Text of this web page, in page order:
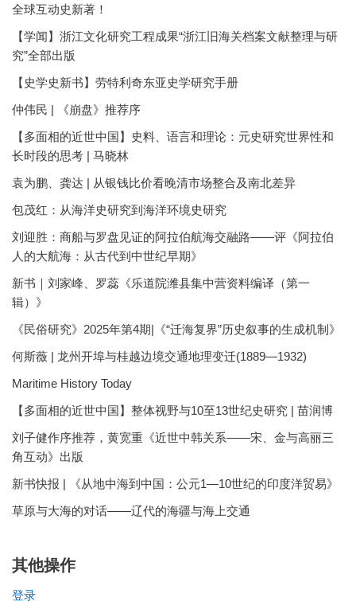
全球互动史新著！
【学闻】浙江文化研究工程成果“浙江旧海关档案文献整理与研
究”全部出版
【史学史新书】劳特利奇东亚史学研究手册
仲伟民 | 《崩盘》推荐序
【多面相的近世中国】史料、语言和理论：元史研究世界性和
长时段的思考 | 马晓林
袁为鹏、龚达 | 从银钱比价看晚清市场整合及南北差异
包茂红：从海洋史研究到海洋环境史研究
刘迎胜：商船与罗盘见证的阿拉伯航海交融路——评《阿拉伯
人的大航海：从古代到中世纪早期》
新书｜刘家峰、罗蕊《乐道院潍县集中营资料编译（第一
辑）》
《民俗研究》2025年第4期|《“迁海复界”历史叙事的生成机制》
何斯薇 | 龙州开埠与桂越边境交通地理变迁(1889—1932)
Maritime History Today
【多面相的近世中国】整体视野与10至13世纪史研究 | 苗润博
刘子健作序推荐，黄宽重《近世中韩关系——宋、金与高丽三
角互动》出版
新书快报 | 《从地中海到中国：公元1—10世纪的印度洋贸易》
草原与大海的对话——辽代的海疆与海上交通
其他操作
登录